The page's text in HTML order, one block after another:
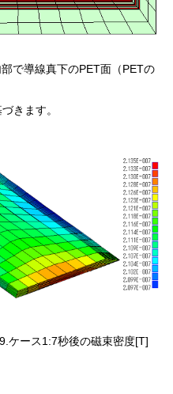
で導線真下のPET面（PETの
きます。
の磁束密度[T]